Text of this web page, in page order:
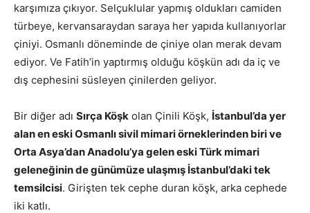
karşımıza çıkıyor. Selçuklular yapmış oldukları camiden
türbeye, kervansaraydan saraya her yapıda kullanıyorlar
çiniyi. Osmanlı döneminde de çiniye olan merak devam
ediyor. Ve Fatih’in yaptırmış olduğu köşkün adı da iç ve
dış cephesini süsleyen çinilerden geliyor.
Bir diğer adı Sırça Köşk olan Çinili Köşk, İstanbul’da yer
alan en eski Osmanlı sivil mimari örneklerinden biri ve
Orta Asya’dan Anadolu’ya gelen eski Türk mimari
geleneğinin de günümüze ulaşmış İstanbul’daki tek
temsilcisi. Girişten tek cephe duran köşk, arka cephede
iki katlı.